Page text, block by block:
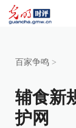
百家争鸣 >
辅食新
护网